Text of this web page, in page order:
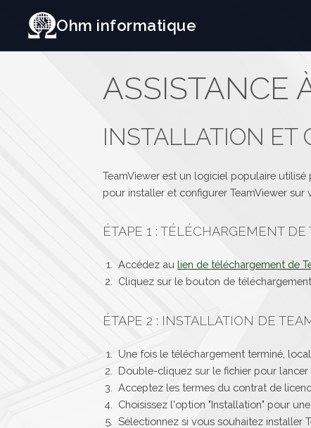
Ohm informatique
ASSISTANCE
INSTALLATION ET
TeamViewer est un logiciel populaire
pour installer et configurer TeamViewer sur
ÉTAPE 1 : TÉLÉCHARGEMENT
Accédez au lien de téléchargement de
Cliquez sur le bouton de
ÉTAPE 2 : INSTALLATION DE
Une fois le téléchargement terminé,
Double-cliquez sur le fichier pour lancer
Acceptez les termes du contrat de
Choisissez l'option "Installation" pour
Sélectionnez si vous souhaitez installer